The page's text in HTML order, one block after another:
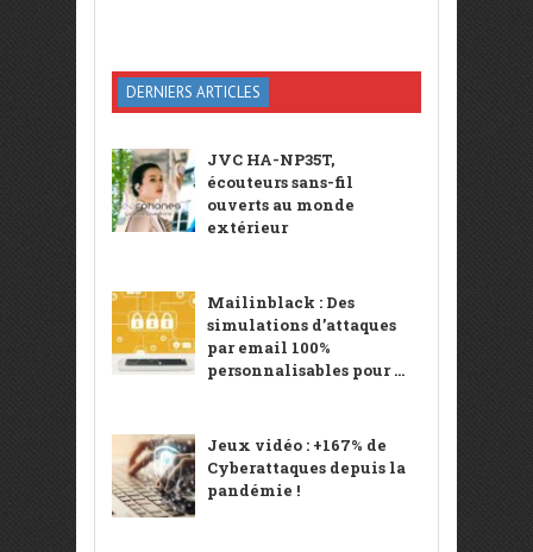
DERNIERS ARTICLES
JVC HA-NP35T,
écouteurs sans-fil
ouverts au monde
extérieur
Mailinblack : Des
simulations d’attaques
par email 100%
personnalisables pour ...
Jeux vidéo : +167% de
Cyberattaques depuis la
pandémie !